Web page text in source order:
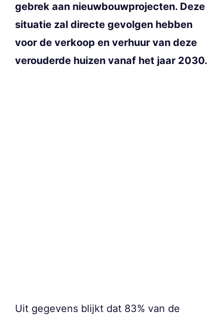
gebrek aan nieuwbouwprojecten. Deze
situatie zal directe gevolgen hebben
voor de verkoop en verhuur van deze
verouderde huizen vanaf het jaar 2030.
Uit gegevens blijkt dat 83% van de